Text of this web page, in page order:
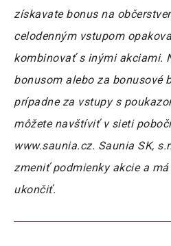
získavate bonus na
celodenným vstupom
kombinovať s inými akciami.
bonusom alebo za bonusové
prípadne za vstupy s
môžete navštíviť v sieti
www.saunia.cz. Saunia SK,
zmeniť podmienky akcie a
ukončiť.